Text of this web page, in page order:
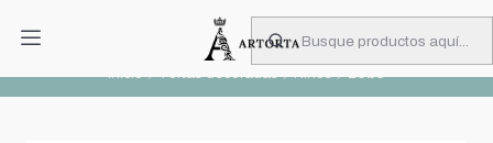
PIDA CON MUCHA ANTICIPACIÓN
Inicio Tortas decoradas Niños Lobo